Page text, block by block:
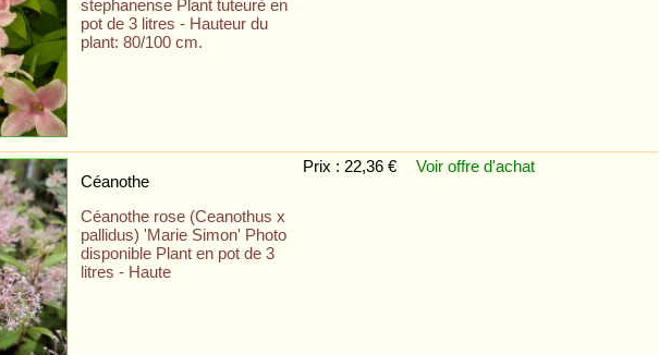
stephanense Plant tuteuré en
pot de 3 litres - Hauteur du
plant: 80/100 cm.
Céanothe
Céanothe rose (Ceanothus x
pallidus) 'Marie Simon' Photo
disponible Plant en pot de 3
litres - Haute
Prix : 22,36 € Voir offre d'achat